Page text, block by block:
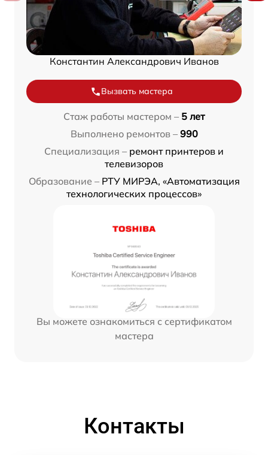
Константин Александрович Иванов
Вызвать мастера
Стаж работы мастером – 5 лет
Выполнено ремонтов – 990
Специализация – ремонт принтеров и
телевизоров
Образование – РТУ МИРЭА, «Автоматизация
технологических процессов»
Вы можете ознакомиться с сертификатом
мастера
Контакты